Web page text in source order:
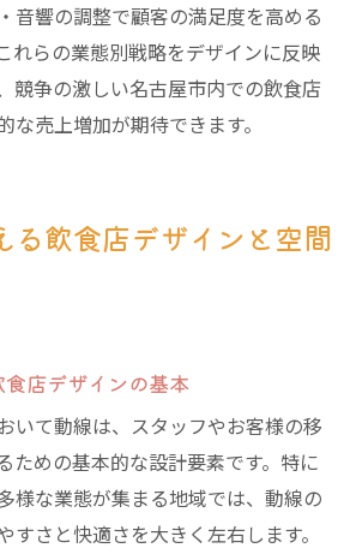
音響の調整で顧客の満足度を高める
れらの業態別戦略をデザインに反映
競争の激しい名古屋市内での飲食店
な売上増加が期待できます。
る飲食店デザインと空間
店デザインの基本
いて動線は、スタッフやお客様の移
ための基本的な設計要素です。特に
様な業態が集まる地域では、動線の
すさと快適さを大きく左右します。